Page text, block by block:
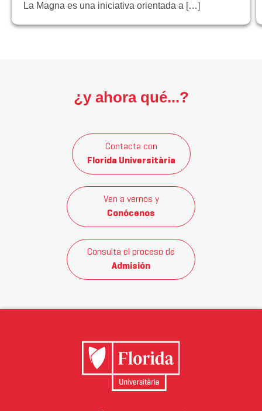
La Magna es una iniciativa orientada a […]
¿y ahora qué...?
Contacta con
Florida Universitària
Ven a vernos y
Conócenos
Consulta el proceso de
Admisión